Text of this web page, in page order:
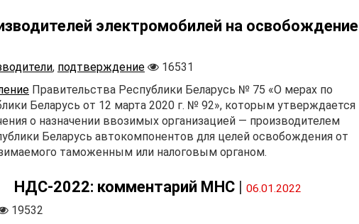
электромобилей на освобождение
, подтверждение
16531
Правительства Республики Беларусь № 75 «О мерах по
Беларусь от 12 марта 2020 г. № 92», которым утверждается
о назначении ввозимых организацией — производителем
Беларусь автокомпонентов для целей освобождения от
таможенным или налоговым органом.
НДС-2022: комментарий МНС |06.01.2022
19532